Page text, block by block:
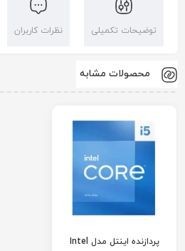
توضیحات تکمیلی نظرات کاربران
محصولات مشابه
پردازنده اینتل مدل Intel